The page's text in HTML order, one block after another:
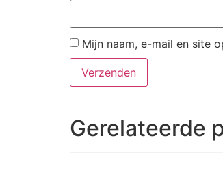
Mijn naam, e-mail en site
Gerelateerde